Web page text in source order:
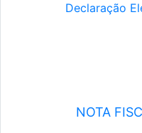
Declaração
NOTA